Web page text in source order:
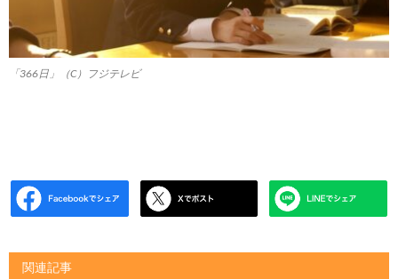
「366日」（C）フジテレビ
関連記事